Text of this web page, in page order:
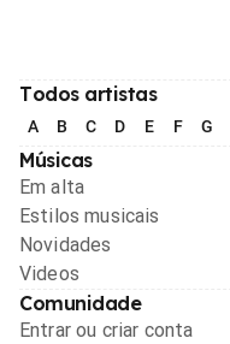
Todos artistas
A B C D E F G
Músicas
Em alta
Estilos musicais
Novidades
Videos
Comunidade
Entrar ou criar conta